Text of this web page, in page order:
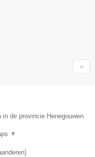
de provincie Henegouwen.
▼
)